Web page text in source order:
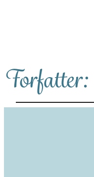
Forfatter: